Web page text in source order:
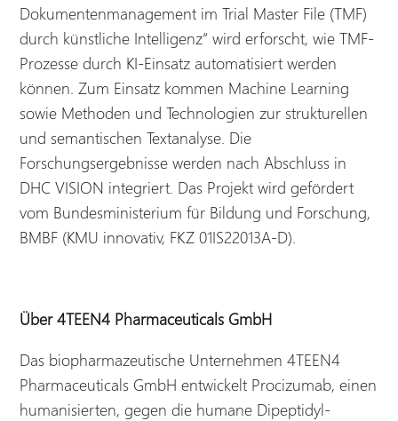
Dokumentenmanagement im Trial Master File (TMF)
durch künstliche Intelligenz“ wird erforscht, wie TMF-
Prozesse durch KI-Einsatz automatisiert werden
können. Zum Einsatz kommen Machine Learning
sowie Methoden und Technologien zur strukturellen
und semantischen Textanalyse. Die
Forschungsergebnisse werden nach Abschluss in
DHC VISION integriert. Das Projekt wird gefördert
vom Bundesministerium für Bildung und Forschung,
BMBF (KMU innovativ, FKZ 01IS22013A-D).
Über 4TEEN4 Pharmaceuticals GmbH
Das biopharmazeutische Unternehmen 4TEEN4
Pharmaceuticals GmbH entwickelt Procizumab, einen
humanisierten, gegen die humane Dipeptidyl-